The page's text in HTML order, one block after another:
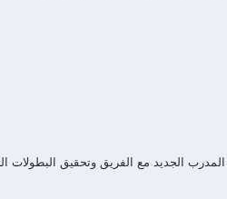
الجديد مع الفريق وتحقيق البطولات